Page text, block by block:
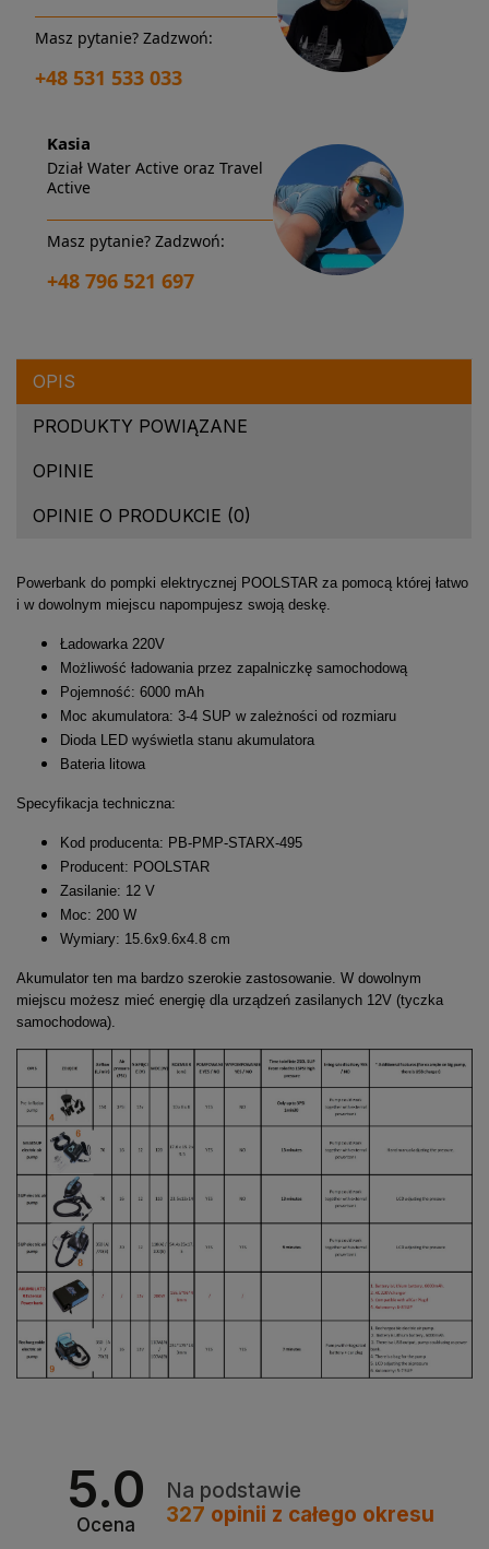
Masz pytanie? Zadzwoń:
+48 531 533 033
Kasia
Dział Water Active oraz Travel
Active
Masz pytanie? Zadzwoń:
+48 796 521 697
OPIS
PRODUKTY POWIĄZANE
OPINIE
OPINIE O PRODUKCIE (0)
Powerbank do pompki elektrycznej POOLSTAR za pomocą której łatwo
i w dowolnym miejscu napompujesz swoją deskę.
Ładowarka 220V
Możliwość ładowania przez zapalniczkę samochodową
Pojemność: 6000 mAh
Moc akumulatora: 3-4 SUP w zależności od rozmiaru
Dioda LED wyświetla stanu akumulatora
Bateria litowa
Specyfikacja techniczna:
Kod producenta: PB-PMP-STARX-495
Producent: POOLSTAR
Zasilanie: 12 V
Moc: 200 W
Wymiary: 15.6x9.6x4.8 cm
Akumulator ten ma bardzo szerokie zastosowanie. W dowolnym
miejscu możesz mieć energię dla urządzeń zasilanych 12V (tyczka
samochodowa).
5.0
Ocena
Na podstawie
327 opinii z całego okresu